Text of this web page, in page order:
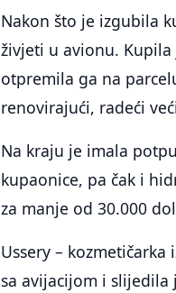
Nakon što je izgubila
živjeti u avionu.
otpremila ga na
renovirajući, radeći
Na kraju je imala
kupaonice, pa čak i
za manje od 30.000
Ussery –
sa avijacijom i